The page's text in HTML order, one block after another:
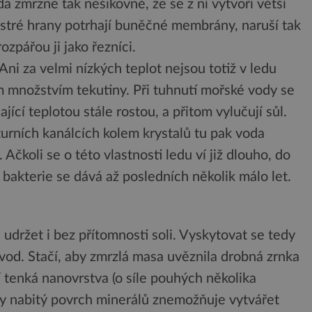
zmrzne tak nešikovně, že se z ní vytvoří větší
hrany potrhají buněčné membrány, naruší tak
ji jako řezníci.
za velmi nízkých teplot nejsou totiž v ledu
množstvím tekutiny. Při tuhnutí mořské vody se
teplotou stále rostou, a přitom vylučují sůl.
kanálcích kolem krystalů tu pak voda
se o této vlastnosti ledu ví již dlouho, do
se dává až posledních několik málo let.
i bez přítomnosti soli. Vyskytovat se tedy
Stačí, aby zmrzlá masa uvěznila drobná zrnka
nanovrstva (o síle pouhých několika
nabitý povrch minerálů znemožňuje vytvářet